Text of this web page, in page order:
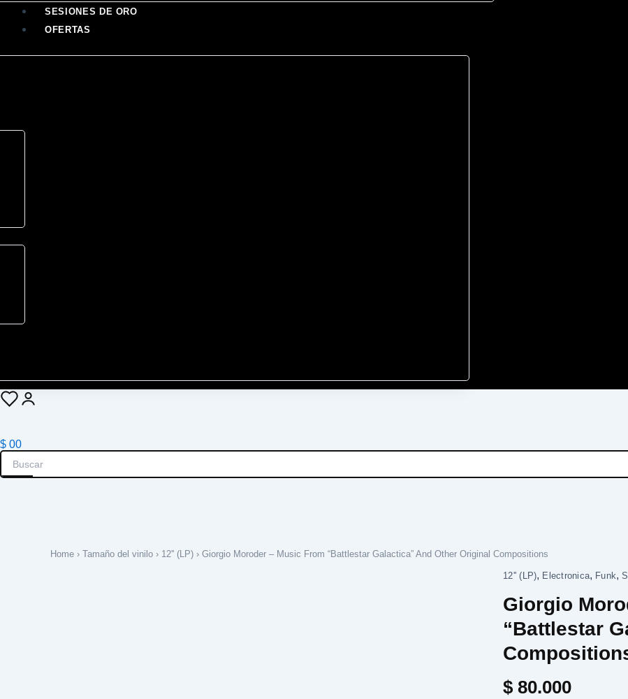
SESIONES DE ORO
OFERTAS
$ 00
Search
Home › Tamaño del vinilo › 12'' (LP) › Giorgio Moroder – Music From “Battlestar Galactica” And Other Original Compositions
12'' (LP), Electronica, Funk,
Giorgio
“Battlestar
$ 80.000
Giorgio
-
From
"Battlestar
Galactica"
Other